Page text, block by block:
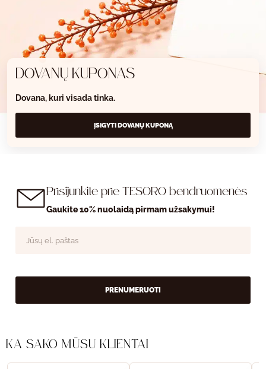
DOVANŲ KUPONAS
Dovana, kuri visada tinka.
ĮSIGYTI DOVANŲ KUPONĄ
Prisijunkite prie TESORO bendruomenės
Gaukite 10% nuolaidą pirmam užsakymui!
PRENUMERUOTI
KĄ SAKO MŪSŲ KLIENTAI